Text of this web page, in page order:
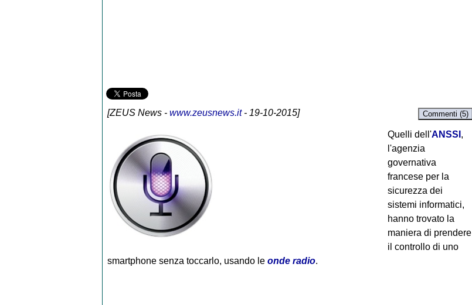
[ZEUS News- www.zeusnews.it- 19-10-2015] Commenti (5)
Quelli dell'ANSSI ,
l'agenzia
governativa
francese per la
sicurezza dei
sistemi informatici,
hanno trovato la
maniera di prendere
il controllo di uno
smartphone senza toccarlo, usando le onde radio.